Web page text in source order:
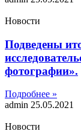
Новости
Подведены
фотографии».
Подробнее »
admin 25.05.2021
Новости